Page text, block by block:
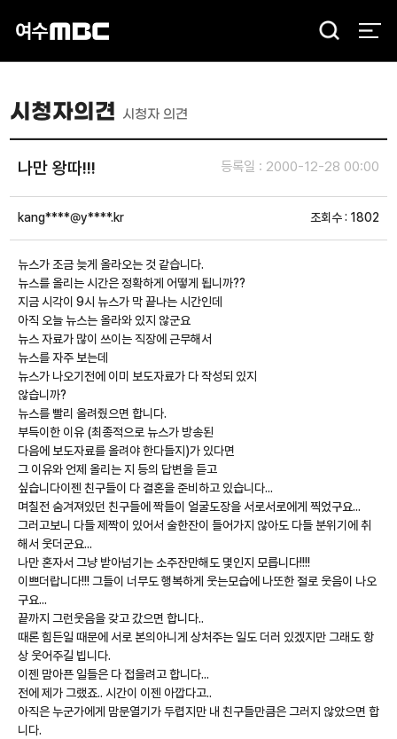
검
시청자의견 시청자 의견
나만 왕따!!! 등록일 : 2000-12-28 00:00
kang****@y****.kr 조회수 : 1802
뉴스가 조금 늦게 올라오는 것 같습니다.
뉴스를 올리는 시간은 정확하게 어떻게 됩니까??
지금 시각이 9시 뉴스가 막 끝나는 시간인데
아직 오늘 뉴스는 올라와 있지 않군요
뉴스 자료가 많이 쓰이는 직장에 근무해서
뉴스를 자주 보는데
뉴스가 나오기전에 이미 보도자료가 다 작성되 있지
않습니까?
뉴스를 빨리 올려줬으면 합니다.
부득이한 이유 (최종적으로 뉴스가 방송된
다음에 보도자료를 올려야 한다들지)가 있다면
그 이유와 언제 올리는 지 등의 답변을 듣고
싶습니다이젠 친구들이 다 결혼을 준비하고 있습니다...
며칠전 숨겨져있던 친구들에 짝들이 얼굴도장을 서로서로에게 찍었구요...
그러고보니 다들 제짝이 있어서 술한잔이 들어가지 않아도 다들 분위기에 취
해서 웃더군요...
나만 혼자서 그냥 받아넘기는 소주잔만해도 몇인지 모릅니다!!!!
이쁘더랍니다!!! 그들이 너무도 행복하게 웃는모습에 나또한 절로 웃음이 나오
구요...
끝까지 그런웃음을 갖고 갔으면 합니다..
때론 힘든일 때문에 서로 본의아니게 상처주는 일도 더러 있겠지만 그래도 항
상 웃어주길 빕니다.
이젠 맘아픈 일들은 다 접을려고 합니다...
전에 제가 그랬죠.. 시간이 이젠 아깝다고..
아직은 누군가에게 맘문열기가 두렵지만 내 친구들만큼은 그러지 않았으면 합
니다.